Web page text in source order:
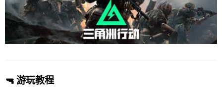
🔫 游玩教程